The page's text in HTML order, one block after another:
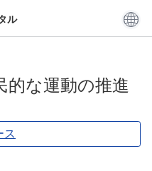
ル
な運動の推進
ス